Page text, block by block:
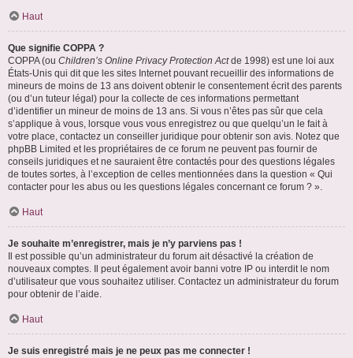
Haut
Que signifie COPPA ?
COPPA (ou Children’s Online Privacy Protection Actde 1998) est une loi aux
États-Unis qui dit que les sites Internet pouvant recueillir des informations de
mineurs de moins de 13 ans doivent obtenir le consentement écrit des parents
(ou d’un tuteur légal) pour la collecte de ces informations permettant
d’identifier un mineur de moins de 13 ans. Si vous n’êtes pas sûr que cela
s’applique à vous, lorsque vous vous enregistrez ou que quelqu’un le fait à
votre place, contactez un conseiller juridique pour obtenir son avis. Notez que
phpBB Limited et les propriétaires de ce forum ne peuvent pas fournir de
conseils juridiques et ne sauraient être contactés pour des questions légales
de toutes sortes, à l’exception de celles mentionnées dans la question « Qui
contacter pour les abus ou les questions légales concernant ce forum ? ».
Haut
Je souhaite m’enregistrer, mais je n’y parviens pas !
Il est possible qu’un administrateur du forum ait désactivé la création de
nouveaux comptes. Il peut également avoir banni votre IP ou interdit le nom
d’utilisateur que vous souhaitez utiliser. Contactez un administrateur du forum
pour obtenir de l’aide.
Haut
Je suis enregistré mais je ne peux pas me connecter !